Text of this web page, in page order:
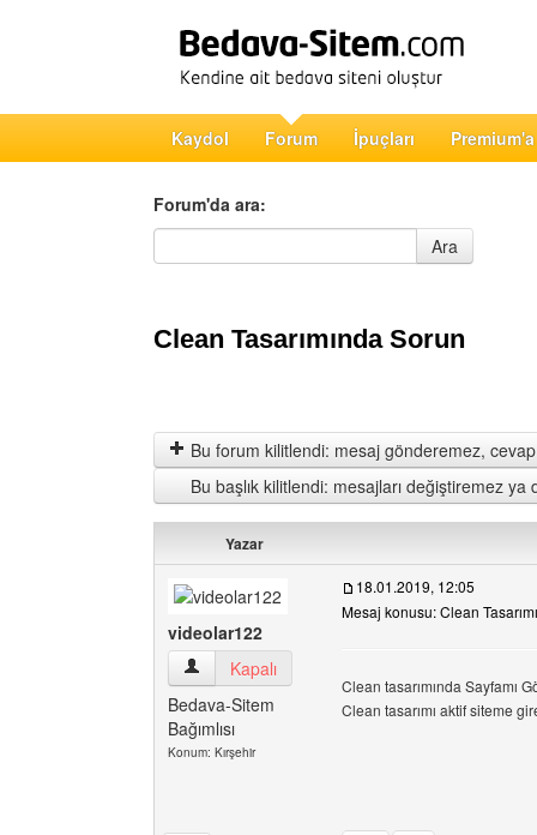
Kaydol Forum İpuçları
Forum'da ara:
Forum'da ara
Ara
Clean Tasarımında Sorun
Bu forum kilitlendi: mesaj gönderemez,
Bu başlık kilitlendi: mesajları değiştiremez ya
Yazar
videolar122
videolar122 Kullanıcının profilini görüntüle
Kapalı
Bedava-Sitem
Bağımlısı
Konum: Kırşehir
18.01.2019, 12:05
Mesaj konusu: Clean
Clean tasarımında Sayfamı
Clean tasarımı aktif siteme